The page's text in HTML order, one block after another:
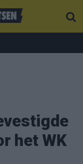
het WK